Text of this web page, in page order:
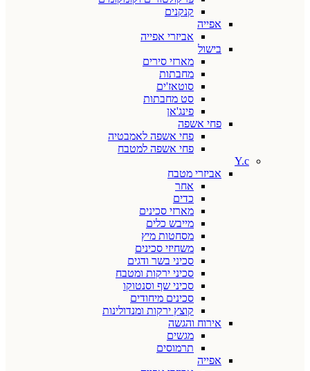
קנקנים
אפייה
אביזרי אפייה
בישול
מארזי סירים
מחבתות
סוטאז'ים
סט מחבתות
פינג'אן
פחי אשפה
פחי אשפה לאמבטיה
פחי אשפה למטבח
Y.c
אביזרי מטבח
אחר
כדים
מארזי סכינים
מייבש כלים
מסחטות מיץ
משחיזי סכינים
סכיני בשר ודגים
סכיני ירקות ומטבח
סכיני שף וסנטוקו
סכינים מיחודים
קוצץ ירקות ומנדולינות
אירוח והגשה
מגשים
תרמוסים
אפייה